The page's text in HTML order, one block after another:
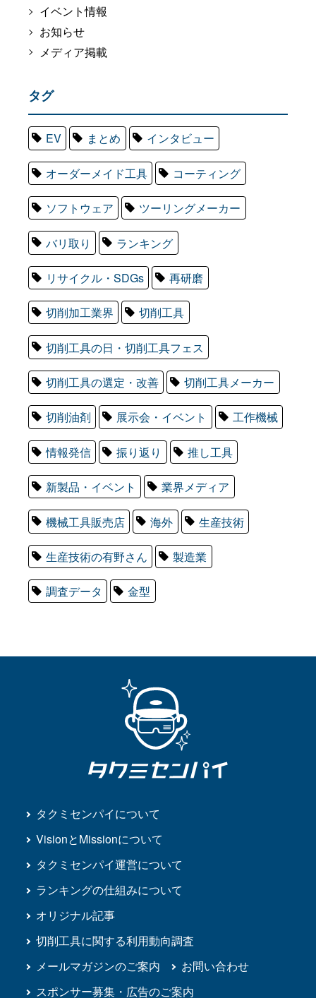
イベント情報
お知らせ
メディア掲載
タグ
EV まとめ インタビュー
オーダーメイド工具 コーティング
ソフトウェア ツーリングメーカー
バリ取り ランキング
リサイクル・SDGs 再研磨
切削加工業界 切削工具
切削工具の日・切削工具フェス
切削工具の選定・改善 切削工具メーカー
切削油剤 展示会・イベント 工作機械
情報発信 振り返り 推し工具
新製品・イベント 業界メディア
機械工具販売店 海外 生産技術
生産技術の有野さん 製造業
調査データ 金型
タクミセンパイについて
VisionとMissionについて
タクミセンパイ運営について
ランキングの仕組みについて
オリジナル記事
切削工具に関する利用動向調査
メールマガジンのご案内
お問い合わせ
スポンサー募集・広告のご案内